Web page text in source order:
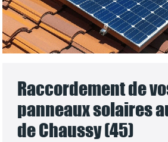
Raccordement de
panneaux solaires
de Chaussy (45)